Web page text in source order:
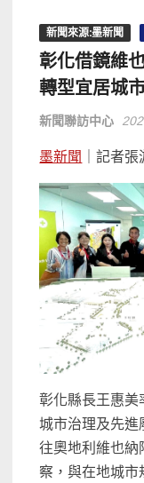
新聞來源:墨新聞
彰化借鏡維
轉型宜居城
新聞聯訪中心
墨新聞 ｜記者
彰化縣長王惠美
城市治理及先進
往奧地利維也納
察，與在地城市